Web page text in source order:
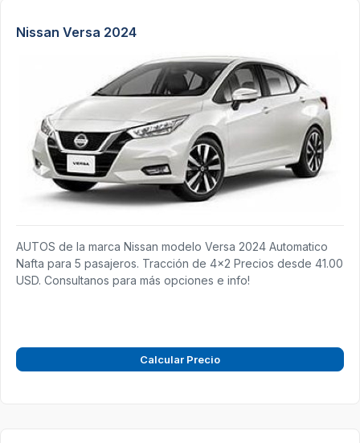
Nissan Versa 2024
AUTOS de la marca Nissan modelo Versa 2024 Automatico
Nafta para 5 pasajeros. Tracción de 4x2 Precios desde 41.00
USD. Consultanos para más opciones e info!
Calcular Precio